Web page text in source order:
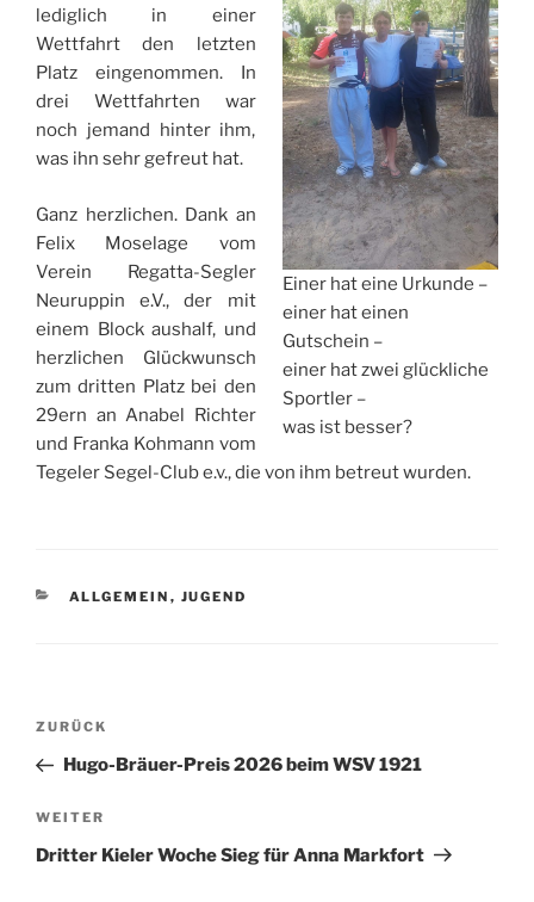
Einer hat eine Urkunde –
einer hat einen
Gutschein –
einer hat zwei glückliche
Sportler –
was ist besser?
lediglich in einer
Wettfahrt den letzten
Platz eingenommen. In
drei Wettfahrten war
noch jemand hinter ihm,
was ihn sehr gefreut hat.
Ganz herzlichen. Dank an
Felix Moselage vom
Verein Regatta-Segler
Neuruppin e.V., der mit
einem Block aushalf, und
herzlichen Glückwunsch
zum dritten Platz bei den
29ern an Anabel Richter
und Franka Kohmann vom
Tegeler Segel-Club e.v., die von ihm betreut wurden.
KATEGORIEN
ALLGEMEIN , JUGEND
Beitragsnavigation
Vorheriger
Beitrag
ZURÜCK
Hugo-Bräuer-Preis 2026 beim WSV 1921
Nächster
Beitrag
WEITER
Dritter Kieler Woche Sieg für Anna Markfort